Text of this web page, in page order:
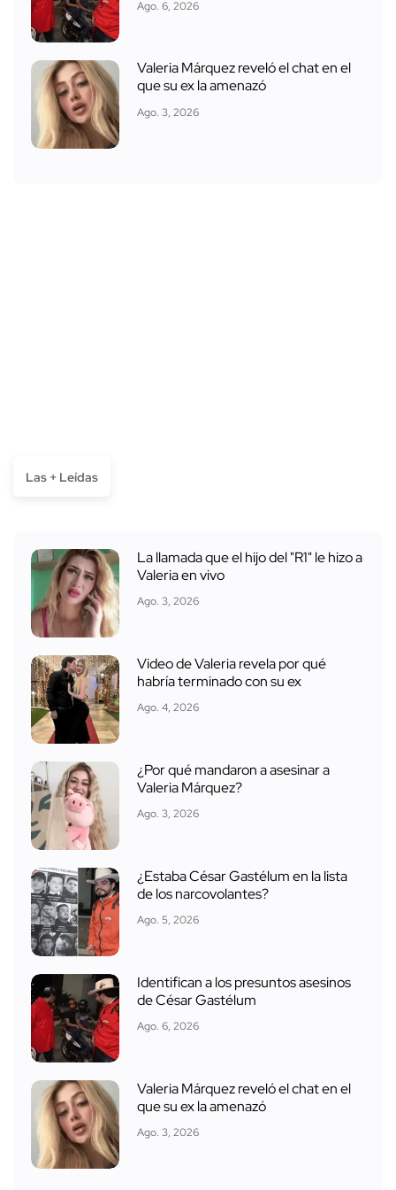
Ago. 6, 2026
Valeria Márquez reveló el chat en el
que su ex la amenazó
Ago. 3, 2026
Las + Leídas
La llamada que el hijo del "R1" le hizo a
Valeria en vivo
Ago. 3, 2026
Video de Valeria revela por qué
habría terminado con su ex
Ago. 4, 2026
¿Por qué mandaron a asesinar a
Valeria Márquez?
Ago. 3, 2026
¿Estaba César Gastélum en la lista
de los narcovolantes?
Ago. 5, 2026
Identifican a los presuntos asesinos
de César Gastélum
Ago. 6, 2026
Valeria Márquez reveló el chat en el
que su ex la amenazó
Ago. 3, 2026